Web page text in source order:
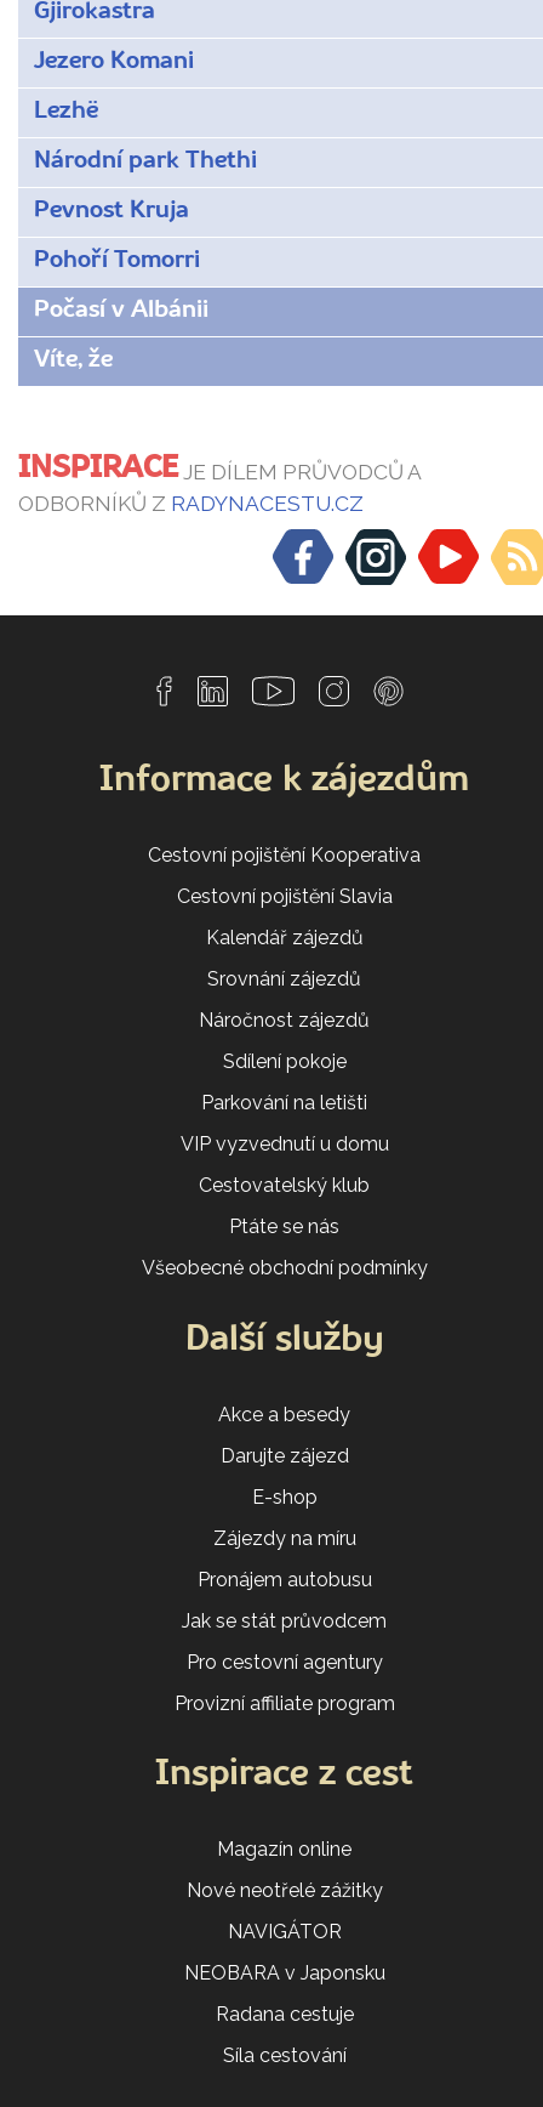
Gjirokastra
Jezero Komani
Lezhë
Národní park Thethi
Pevnost Kruja
Pohoří Tomorri
Počasí v Albánii
Víte, že
INSPIRACEJE DÍLEM PRŮVODCŮ A
ODBORNÍKŮ Z RADYNACESTU.CZ
Informace k zájezdům
Cestovní pojištění Kooperativa
Cestovní pojištění Slavia
Kalendář zájezdů
Srovnání zájezdů
Náročnost zájezdů
Sdílení pokoje
Parkování na letišti
VIP vyzvednutí u domu
Cestovatelský klub
Ptáte se nás
Všeobecné obchodní podmínky
Další služby
Akce a besedy
Darujte zájezd
E-shop
Zájezdy na míru
Pronájem autobusu
Jak se stát průvodcem
Pro cestovní agentury
Provizní affiliate program
Inspirace z cest
Magazín online
Nové neotřelé zážitky
NAVIGÁTOR
NEOBARA v Japonsku
Radana cestuje
Síla cestování